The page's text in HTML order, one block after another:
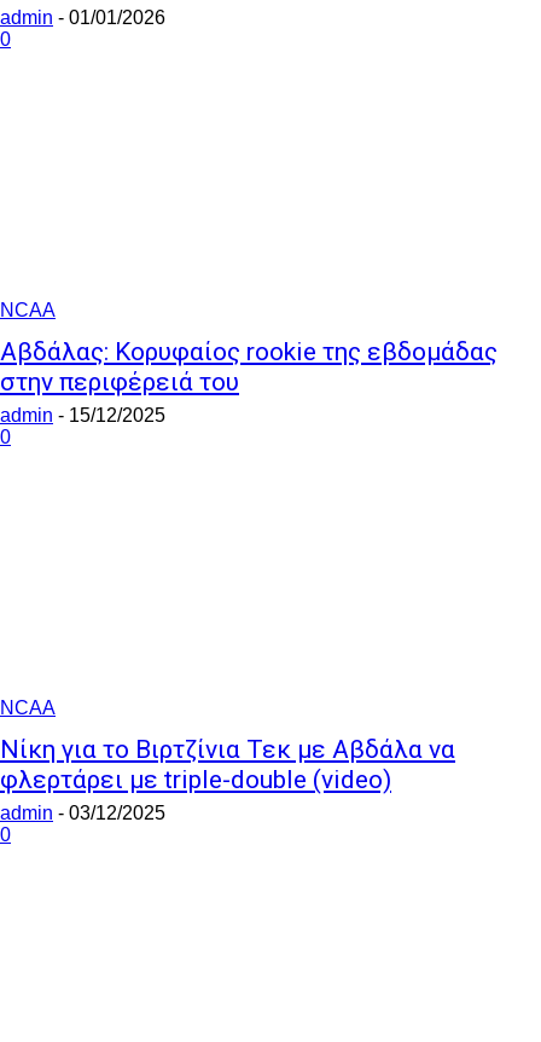
admin - 01/01/2026
0
NCAA
Αβδάλας: Κορυφαίος rookie της εβδομάδας
στην περιφέρειά του
admin - 15/12/2025
0
NCAA
Νίκη για το Βιρτζίνια Τεκ με Αβδάλα να
φλερτάρει με triple-double (video)
admin - 03/12/2025
0